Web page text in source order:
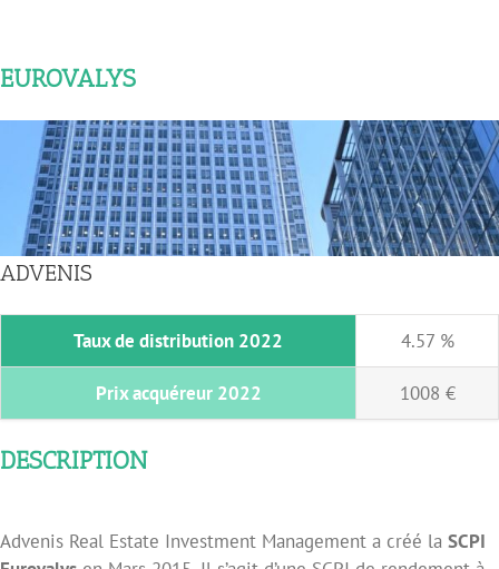
EUROVALYS
Larger
Image
ADVENIS
Taux de distribution 2022 4.57 %
Prix acquéreur 2022 1008 €
DESCRIPTION
Advenis Real Estate Investment Management a créé la SCPI